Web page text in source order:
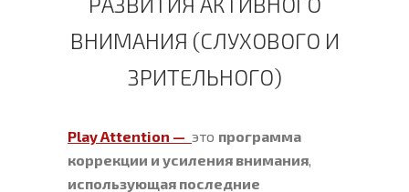
ВНИМАНИЯ (СЛУХОВОГО И
ЗРИТЕЛЬНОГО)
Play Attention — это программа
коррекции и усиления внимания,
использующая последние